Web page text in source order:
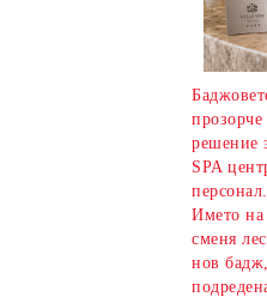
решение
SPA
персонал.
Името на
сменя
нов